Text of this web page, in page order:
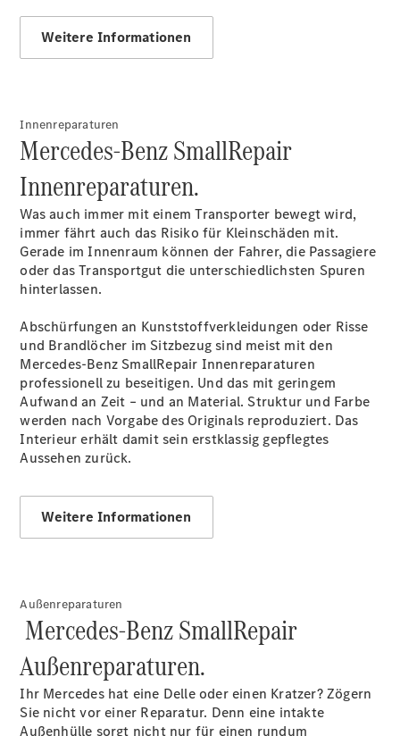
Reifen- und
EU-
Transporter-
Service
Übersicht
Unfallreparaturen
SmallRepair
Entsorgung
Wartung
Mobile
Service
Fleet
Services
Elektrofahrzeug-
Service
Weitere Informationen
Innenreparaturen
Mercedes-Benz SmallRepair
Innenreparaturen.
Was auch immer mit einem Transporter bewegt wird,
immer fährt auch das Risiko für Kleinschäden mit.
Gerade im Innenraum können der Fahrer, die Passagiere
oder das Transportgut die unterschiedlichsten Spuren
hinterlassen.
Abschürfungen an Kunststoffverkleidungen oder Risse
und Brandlöcher im Sitzbezug sind meist mit den
Mercedes-Benz SmallRepair Innenreparaturen
professionell zu beseitigen. Und das mit geringem
Aufwand an Zeit – und an Material. Struktur und Farbe
werden nach Vorgabe des Originals reproduziert. Das
Interieur erhält damit sein erstklassig gepflegtes
Aussehen zurück.
Weitere Informationen
Außenreparaturen
Mercedes-Benz SmallRepair
Außenreparaturen.
Ihr Mercedes hat eine Delle oder einen Kratzer? Zögern
Sie nicht vor einer Reparatur. Denn eine intakte
Außenhülle sorgt nicht nur für einen rundum